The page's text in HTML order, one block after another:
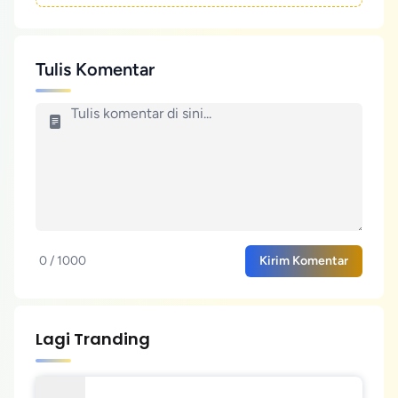
Tulis Komentar
0 / 1000 Kirim Komentar
Lagi Tranding